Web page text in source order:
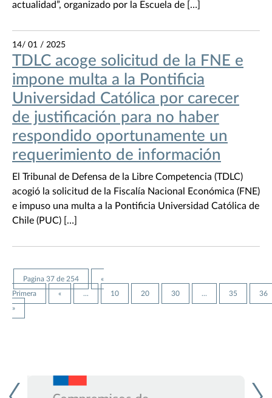
actualidad”, organizado por la Escuela de […]
14/ 01 / 2025
TDLC acoge solicitud de la FNE e
impone multa a la Pontificia
Universidad Católica por carecer
de justificación para no haber
respondido oportunamente un
requerimiento de información
El Tribunal de Defensa de la Libre Competencia (TDLC)
acogió la solicitud de la Fiscalía Nacional Económica (FNE)
e impuso una multa a la Pontificia Universidad Católica de
Chile (PUC) […]
Pagina 37 de 254
«
Primera
« ... 10 20 30 ... 35
36
»